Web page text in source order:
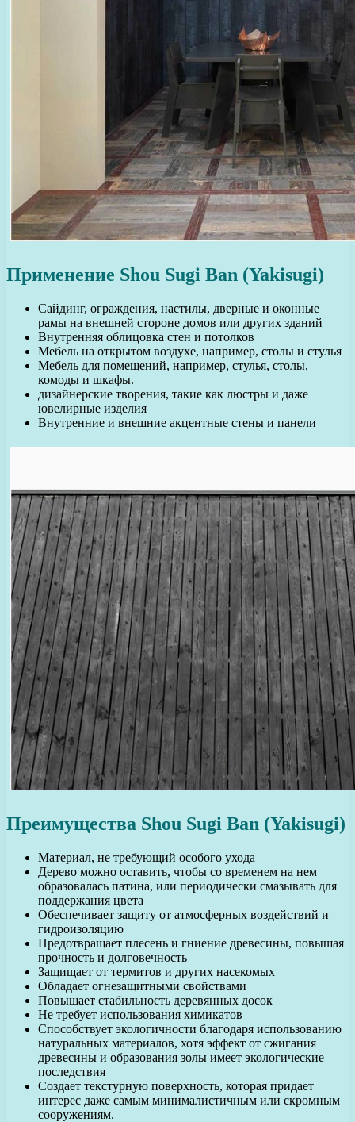
Применение Shou Sugi Ban (Yakisugi)
Сайдинг, ограждения, настилы, дверные и оконные
рамы на внешней стороне домов или других зданий
Внутренняя облицовка стен и потолков
Мебель на открытом воздухе, например, столы и стулья
Мебель для помещений, например, стулья, столы,
комоды и шкафы.
дизайнерские творения, такие как люстры и даже
ювелирные изделия
Внутренние и внешние акцентные стены и панели
Преимущества Shou Sugi Ban (Yakisugi)
Материал, не требующий особого ухода
Дерево можно оставить, чтобы со временем на нем
образовалась патина, или периодически смазывать для
поддержания цвета
Обеспечивает защиту от атмосферных воздействий и
гидроизоляцию
Предотвращает плесень и гниение древесины, повышая
прочность и долговечность
Защищает от термитов и других насекомых
Обладает огнезащитными свойствами
Повышает стабильность деревянных досок
Не требует использования химикатов
Способствует экологичности благодаря использованию
натуральных материалов, хотя эффект от сжигания
древесины и образования золы имеет экологические
последствия
Создает текстурную поверхность, которая придает
интерес даже самым минималистичным или скромным
сооружениям.